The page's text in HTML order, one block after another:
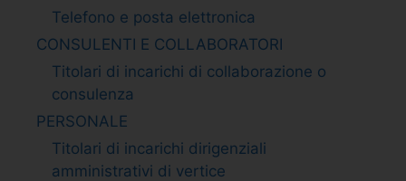
Telefono e posta elettronica
CONSULENTI E COLLABORATORI
Titolari di incarichi di collaborazione o
consulenza
PERSONALE
Titolari di incarichi dirigenziali
amministrativi di vertice